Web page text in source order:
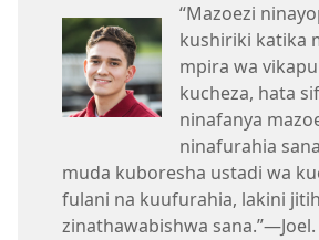
“Mazoezi
kushiriki katika
mpira wa
kucheza, hata
ninafanya
ninafurahia
muda kuboresha ustadi wa
fulani na kuufurahia, lakini
zinathawabishwa sana.”—Joel.